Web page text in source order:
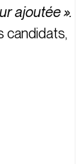
ajoutée ».
candidats,